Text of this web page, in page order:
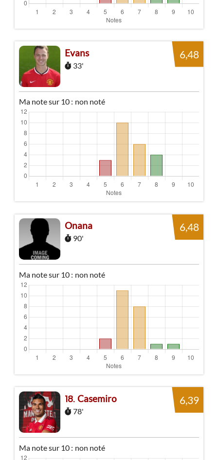
Evans
33'
6,48
Ma note sur 10 : non noté
Onana
90'
6,48
Ma note sur 10 : non noté
18 Casemiro
78'
6,39
Ma note sur 10 : non noté